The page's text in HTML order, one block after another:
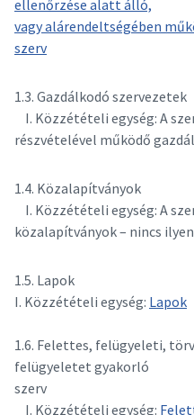
ellenőrzése alatt álló,
vagy alárendeltségében
szerv
1.3. Gazdálkodó szervezetek
I. Közzétételi egység: A
részvételével működő
1.4. Közalapítványok
I. Közzétételi egység: A
közalapítványok – nincs ilyen
1.5. Lapok
I. Közzétételi egység: Lapok
1.6. Felettes, felügyeleti,
felügyeletet gyakorló
szerv
I. Közzétételi egység: